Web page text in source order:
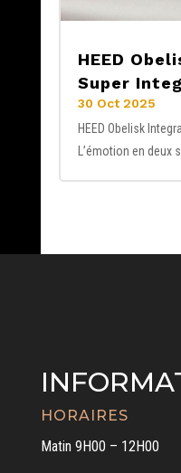
HEED
Super
30 Oct 2025
HEED Obelisk
L’émotion en deux
HORAIRES
Matin 9H00 – 12H00